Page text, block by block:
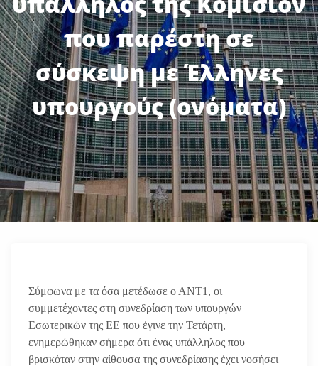
που παρέστη σε
σύσκεψη με Έλληνες
υπουργούς (ονόματα)
Σύμφωνα με τα όσα μετέδωσε ο ΑΝΤ1, οι
συμμετέχοντες στη συνεδρίαση των υπουργών
Εσωτερικών της ΕΕ που έγινε την Τετάρτη,
ενημερώθηκαν σήμερα ότι ένας υπάλληλος που
βρισκόταν στην αίθουσα της συνεδρίασης έχει νοσήσει